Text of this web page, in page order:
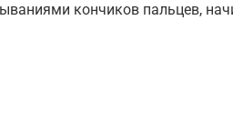
кончиков пальцев,